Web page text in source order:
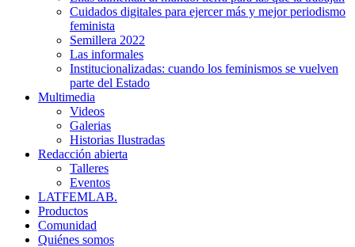
Cuidados digitales para ejercer más y mejor periodismo
feminista
Semillera 2022
Las informales
Institucionalizadas: cuando los feminismos se vuelven
parte del Estado
Multimedia
Videos
Galerias
Historias Ilustradas
Redacción abierta
Talleres
Eventos
LATFEMLAB.
Productos
Comunidad
Quiénes somos